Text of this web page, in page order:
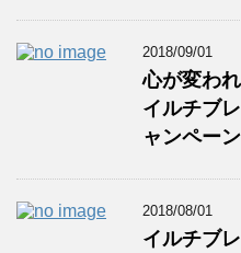
2018/09/01
心が変わ
イルチブ
ャンペー
2018/08/01
イルチブ